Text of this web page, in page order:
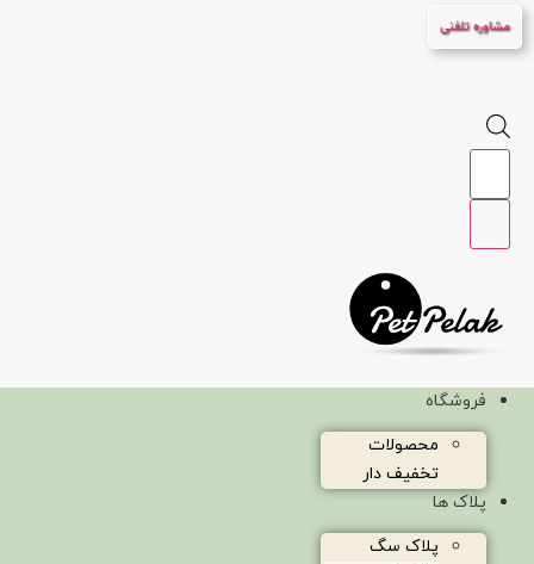
پرش
به
مشاوره تلفنی
Products
فروشگاه
محصولات
تخفیف دار
پلاک ها
پلاک سگ